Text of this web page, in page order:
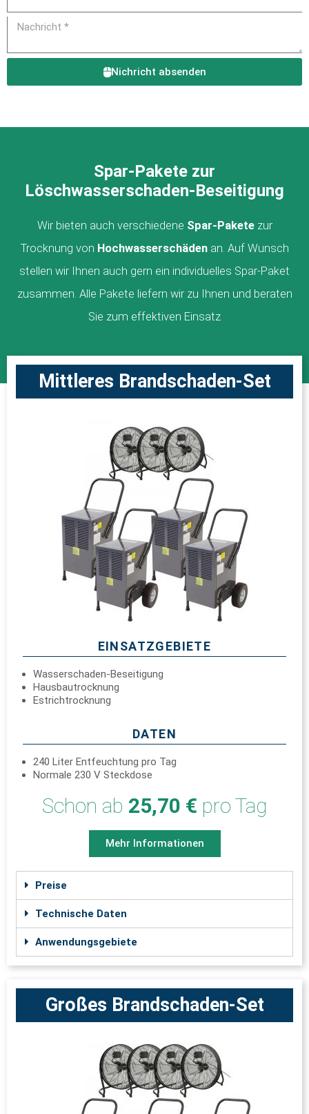
Nichricht absenden
Spar-Pakete zur
Löschwasserschaden-Beseitigung
Wir bieten auch verschiedene Spar-Paketezur
Trocknung von Hochwasserschädenan. Auf Wunsch
stellen wir Ihnen auch gern ein individuelles Spar-Paket
zusammen. Alle Pakete liefern wir zu Ihnen und beraten
Sie zum effektiven Einsatz
Mittleres Brandschaden-Set
EINSATZGEBIETE
Wasserschaden-Beseitigung
Hausbautrocknung
Estrichtrocknung
DATEN
240 Liter Entfeuchtung pro Tag
Normale 230 V Steckdose
Schon ab 25,70 € pro Tag
Mehr Informationen
Preise
Technische Daten
Anwendungsgebiete
Großes Brandschaden-Set